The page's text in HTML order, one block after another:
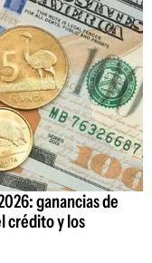
ganancias de
crédito y los